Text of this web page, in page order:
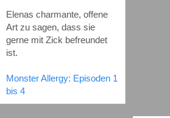
Elenas charmante, offene
Art zu sagen, dass sie
gerne mit Zick befreundet
ist.
Monster Allergy: Episoden 1
bis 4